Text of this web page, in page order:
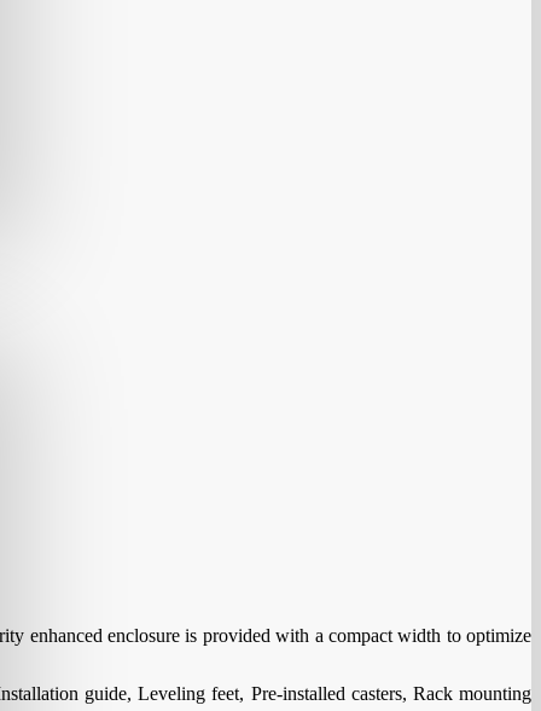
enhanced enclosure is provided with a compact width to optimize
guide, Leveling feet, Pre-installed casters, Rack mounting